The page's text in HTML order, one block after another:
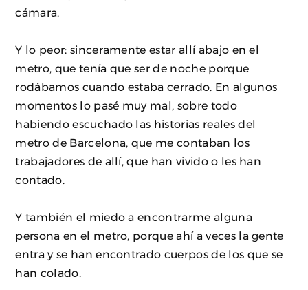
cámara.
Y lo peor: sinceramente estar allí abajo en el
metro, que tenía que ser de noche porque
rodábamos cuando estaba cerrado. En algunos
momentos lo pasé muy mal, sobre todo
habiendo escuchado las historias reales del
metro de Barcelona, que me contaban los
trabajadores de allí, que han vivido o les han
contado.
Y también el miedo a encontrarme alguna
persona en el metro, porque ahí a veces la gente
entra y se han encontrado cuerpos de los que se
han colado.